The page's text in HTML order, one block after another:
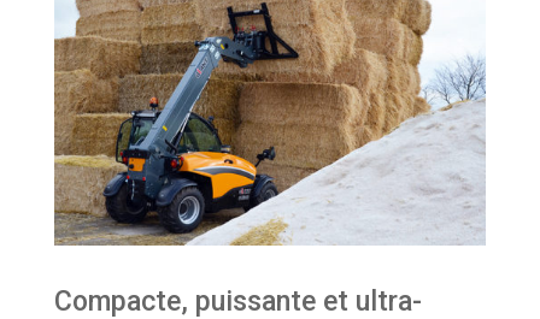
Compacte, puissante et ultra-